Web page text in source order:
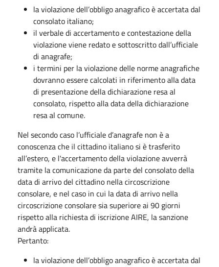
la violazione dell’obbligo anagrafico è accertata dal
consolato italiano;
il verbale di accertamento e contestazione della
violazione viene redato e sottoscritto dall’ufficiale
di anagrafe;
i termini per la violazione delle norme anagrafiche
dovranno essere calcolati in riferimento alla data
di presentazione della dichiarazione resa al
consolato, rispetto alla data della dichiarazione
resa al comune.
Nel secondo caso l’ufficiale d’anagrafe non è a
conoscenza che il cittadino italiano si è trasferito
all’estero, e l'accertamento della violazione avverrà
tramite la comunicazione da parte del consolato della
data di arrivo del cittadino nella circoscrizione
consolare, e nel caso in cui la data di arrivo nella
circoscrizione consolare sia superiore ai 90 giorni
rispetto alla richiesta di iscrizione AIRE, la sanzione
andrà applicata.
Pertanto:
la violazione dell’obbligo anagrafico è accertata dal